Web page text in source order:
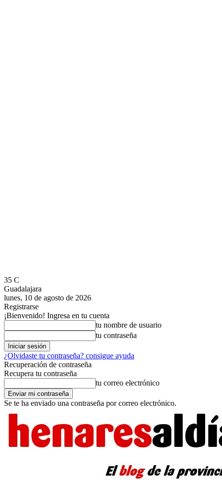
35 C
Guadalajara
lunes, 10 de agosto de 2026
Registrarse
¡Bienvenido! Ingresa en tu cuenta
tu nombre de usuario
tu contraseña
¿Olvidaste tu contraseña? consigue ayuda
Recuperación de contraseña
Recupera tu contraseña
tu correo electrónico
Se te ha enviado una contraseña por correo electrónico.